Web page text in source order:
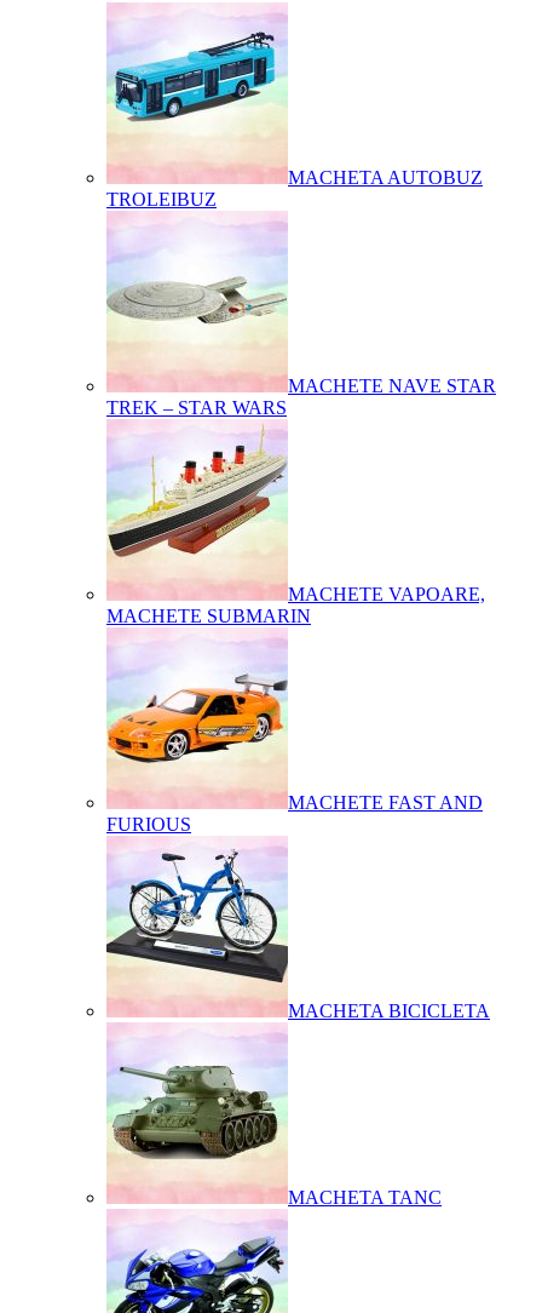
MACHETA AUTOBUZ
TROLEIBUZ
MACHETE NAVE STAR
TREK – STAR WARS
MACHETE VAPOARE,
MACHETE SUBMARIN
MACHETE FAST AND
FURIOUS
MACHETA BICICLETA
MACHETA TANC